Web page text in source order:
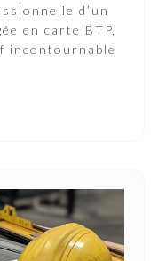
d’un
en carte BTP,
incontournable